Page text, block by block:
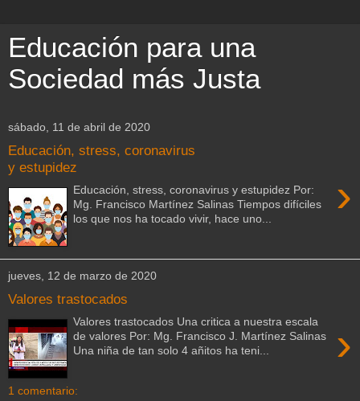
Educación para una
Sociedad más Justa
sábado, 11 de abril de 2020
Educación, stress, coronavirus
y estupidez
›
Educación, stress, coronavirus y estupidez Por:
Mg. Francisco Martínez Salinas Tiempos difíciles
los que nos ha tocado vivir, hace uno...
jueves, 12 de marzo de 2020
Valores trastocados
›
Valores trastocados Una critica a nuestra escala
de valores Por: Mg. Francisco J. Martínez Salinas
Una niña de tan solo 4 añitos ha teni...
1 comentario: